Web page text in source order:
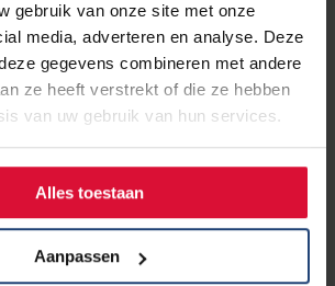
gebruik van onze site met onze
media, adverteren en analyse. Deze
gegevens combineren met andere
ze heeft verstrekt of die ze hebben
van uw gebruik van hun services.
Alles toestaan
Aanpassen
de patiënt belangrijk vindt kan de
met de patiënt bepalen hoe lang
wil worden en tegen welke prijs. Voor
kanker kan leven en dood dicht
is soms een kans op genezing en soms
met (innovatieve) behandeling nog
Als artsen en verpleegkundigen
vooruit denken, lukt het vaker om